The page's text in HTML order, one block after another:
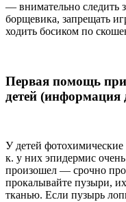
— внимательно следить
борщевика, запрещать
ходить босиком по
Первая помощь
детей (информация
У детей фотохимические
к. у них эпидермис
произошел — срочно
прокалывайте пузыри,
тканью. Если пузырь